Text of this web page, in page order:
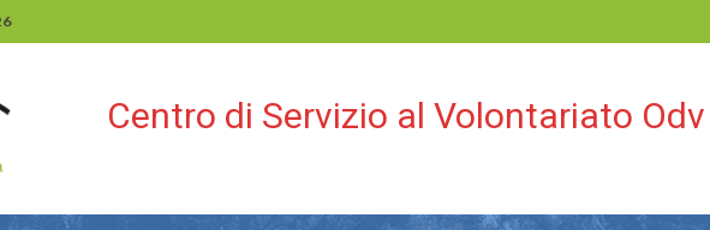
Centro di Servizio al Volontariato Odv